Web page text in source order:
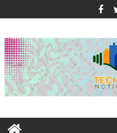
al